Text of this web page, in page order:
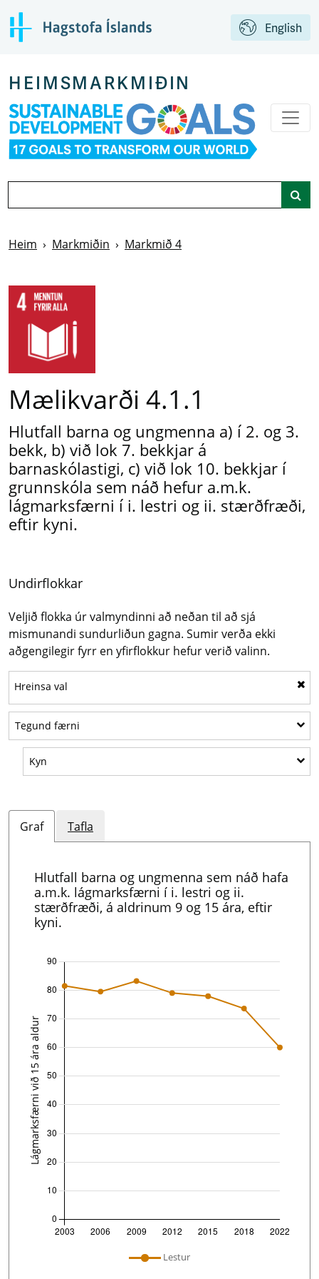
English
HEIMSMARKMIÐIN
Heim Markmiðin Markmið 4
Mælikvarði 4.1.1
Hlutfall barna og ungmenna a) í 2. og 3.
bekk, b) við lok 7. bekkjar á
barnaskólastigi, c) við lok 10. bekkjar í
grunnskóla sem náð hefur a.m.k.
lágmarksfærni í i. lestri og ii. stærðfræði,
eftir kyni.
Undirflokkar
Veljið flokka úr valmyndinni að neðan til að sjá
mismunandi sundurliðun gagna. Sumir verða ekki
aðgengilegir fyrr en yfirflokkur hefur verið valinn.
Hreinsa val
Tegund færni
Kyn
Graf Tafla
Hlutfall barna og ungmenna sem náð hafa
a.m.k. lágmarksfærni í i. lestri og ii.
stærðfræði, á aldrinum 9 og 15 ára, eftir
kyni.
Lestur